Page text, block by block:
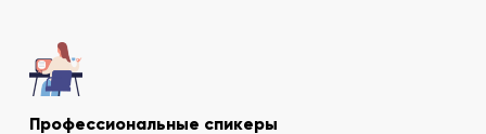
Профессиональные спикеры